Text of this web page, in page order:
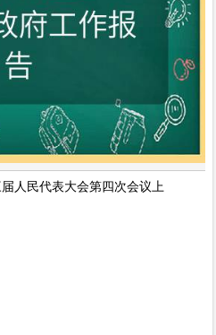
人民代表大会第四次会议上